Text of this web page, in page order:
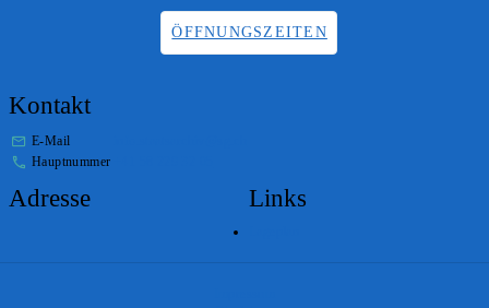
ÖFFNUNGSZEITEN
Kontakt
E-Mail
Hauptnummer
Adresse Links